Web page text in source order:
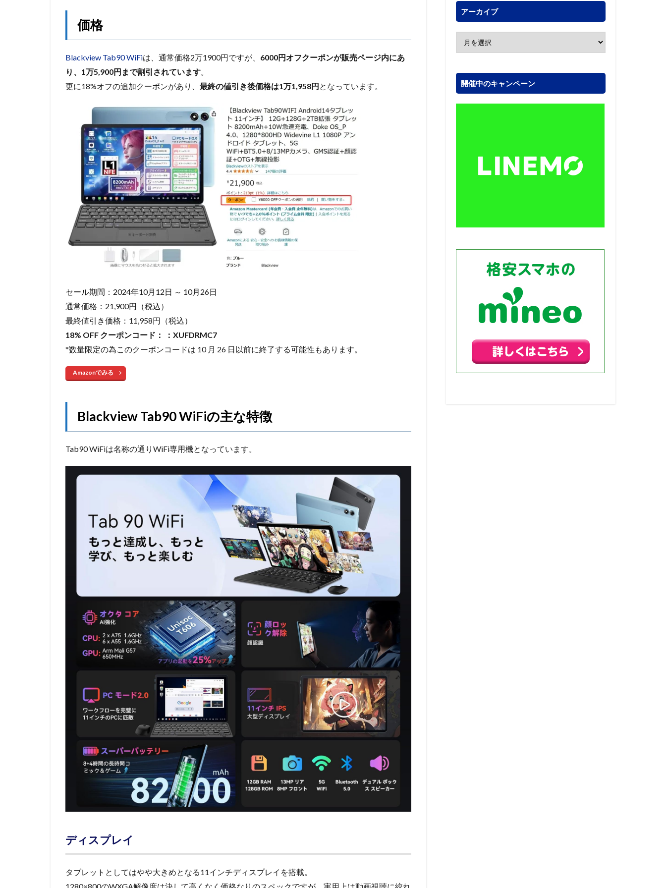
価格
Blackview Tab90 WiFiは、通常価格2万1900円ですが、 6000円オフクーポンが販売ページ内にあ
り、1万5,900円まで割引されています
更に18%オフの追加クーポンがあり、 最終の値引き後価格は1万1,958円 となっています。
セール期間：2024年10月12日 ～ 10月26日
通常価格：21,900円（税込）
最終値引き価格：11,958円（税込）
18% OFF クーポンコード： ：XUFDRMC7
*数量限定の為このクーポンコードは 10 月 26 日以前に終了する可能性もあります。
Amazonでみる
Blackview Tab90 WiFiの主な特徴
Tab90 WiFiは名称の通りWiFi専用機となっています。
ディスプレイ
タブレットとしてはやや大きめとなる11インチディスプレイを搭載。
アーカイブ
開催中のキャンペーン